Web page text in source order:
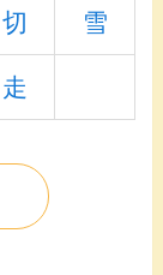
切 雪
走